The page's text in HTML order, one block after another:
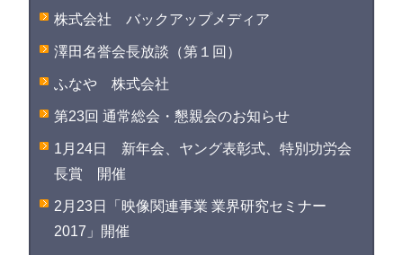
株式会社 バックアップメディア
澤田名誉会長放談（第１回）
ふなや 株式会社
第23回 通常総会・懇親会のお知らせ
1月24日 新年会、ヤング表彰式、特別功労会
長賞 開催
2月23日「映像関連事業 業界研究セミナー
2017」開催